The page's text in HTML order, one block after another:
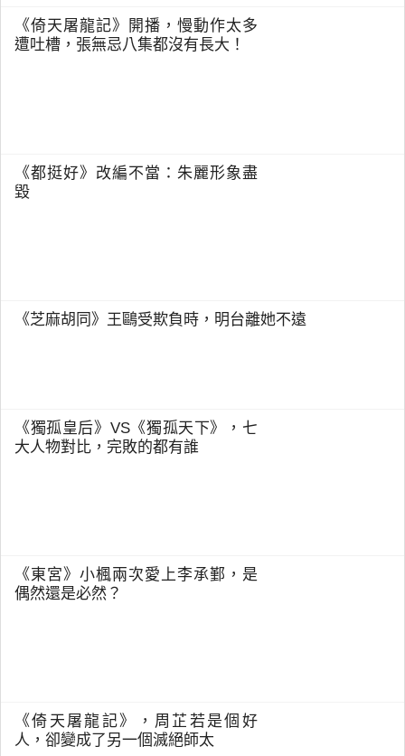
《倚天屠龍記》開播，慢動作太多
遭吐槽，張無忌八集都沒有長大！
《都挺好》改編不當：朱麗形象盡
毀
《芝麻胡同》王鷗受欺負時，明台離她不遠
《獨孤皇后》VS《獨孤天下》，七
大人物對比，完敗的都有誰
《東宮》小楓兩次愛上李承鄞，是
偶然還是必然？
《倚天屠龍記》，周芷若是個好
人，卻變成了另一個滅絕師太